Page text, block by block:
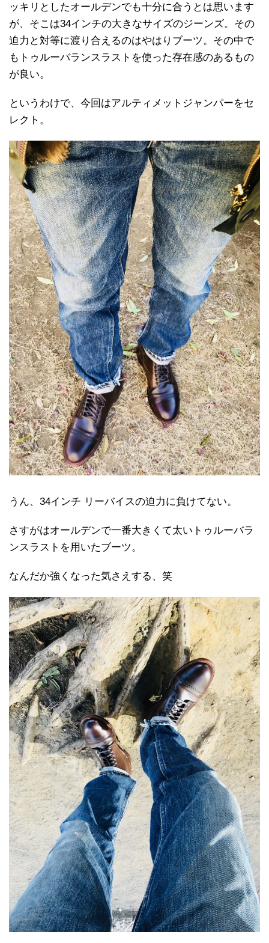
ッキリとしたオールデンでも十分に合うとは思います
が、そこは34インチの大きなサイズのジーンズ。その
迫力と対等に渡り合えるのはやはりブーツ。その中で
もトゥルーバランスラストを使った存在感のあるもの
が良い。
というわけで、今回はアルティメットジャンパーをセ
レクト。
うん、34インチ リーバイスの迫力に負けてない。
さすがはオールデンで一番大きくて太いトゥルーバラ
ンスラストを用いたブーツ。
なんだか強くなった気さえする、笑